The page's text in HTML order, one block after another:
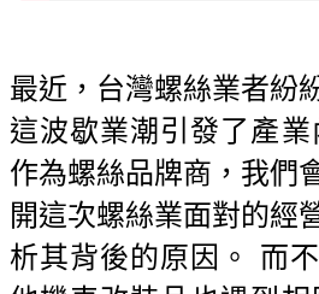
最近，台灣螺絲業者紛
這波歇業潮引發了產
作為螺絲品牌商，我們
開這次螺絲業面對的經
析其背後的原因。 而